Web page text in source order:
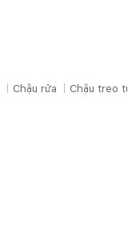
Chậu rửa Chậu treo